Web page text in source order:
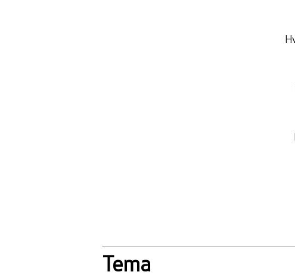
Tema